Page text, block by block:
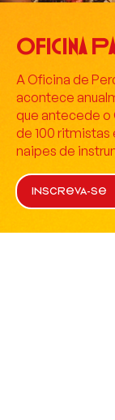
Oficina
A Oficina de
acontece
que antecede o
de 100 ritmistas
naipes de
INSCREVA-SE